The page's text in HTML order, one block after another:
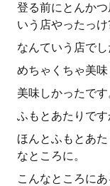
登る前にとんか
いう店やったっけ
なんていう店で
めちゃくちゃ美味
美味しかったです
ふもとあたりです
ほんとふもとあ
なところに。
こんなところにあ